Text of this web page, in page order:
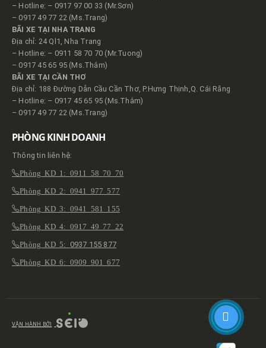
– Hotline: – 0917 97 00 33 (Mr.Sơn)
– 0917 49 77 22 (Ms.Trang)
BÃI XE TẠI NHA TRANG
Địa chỉ: 24 Ql1, Nha Trang
– Hotline: – 0911 58 70 70 (Mr.Tuong)
– 0917 45 65 95 (Ms.Thắm)
BÃI XE TẠI CẦN THƠ
Địa chỉ: 188 Đường Dẫn Cầu Cần Thơ, P.Hưng Thịnh,Q. Cái Răng
– Hotline: – 0917 45 65 95 (Ms.Thắm)
– 0917 49 77 22 (Ms.Trang)
PHÒNG KINH DOANH
Thông tin liên hệ:
Phòng KD 1: 0911 58 70 70
Phòng KD 2: 0941 977 577
Phòng KD 3: 0941 581 155
Phòng KD 4: 0917 49 77 22
Phòng KD 5: 0937 155 877
Phòng KD 6: 0909 901 677
VẬN HÀNH BỞI